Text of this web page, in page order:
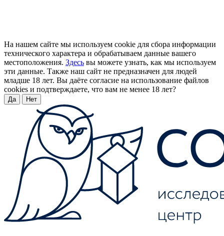
На нашем сайте мы используем cookie для сбора информации
технического характера и обрабатываем данные вашего
местоположения. Здесь вы можете узнать, как мы используем
эти данные. Также наш сайт не предназначен для людей
младше 18 лет. Вы даёте согласие на использование файлов
cookies и подтверждаете, что вам не менее 18 лет?
Да Нет